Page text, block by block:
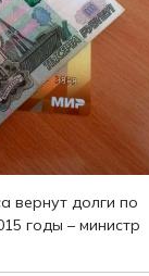
вернут долги по
годы – министр